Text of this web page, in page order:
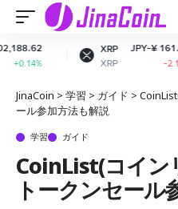
JPY-¥ 161.81
-2.16%
JinaCoin > 学習 > ガイド >
ール参加方法も解説
学習 ガイド
CoinList(コイン
トークンセール